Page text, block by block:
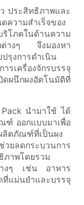
ประสิทธิภาพและ
ความสำเร็จของ
โภคในด้านความ
ต่างๆ จึงมองหา
รุงการดำเนิน
รเครื่องจักรบรรจุ
ผนึกผงอัตโนมัติที่
Pack นำมาใช้ ได้
ฑ์ ออกแบบมาเพื่อ
ลิตภัณฑ์ที่เป็นผง
ยลดกระบวนการ
ภาพโดยรวม
างๆ เช่น อาหาร
แม่นยำและบรรจุ